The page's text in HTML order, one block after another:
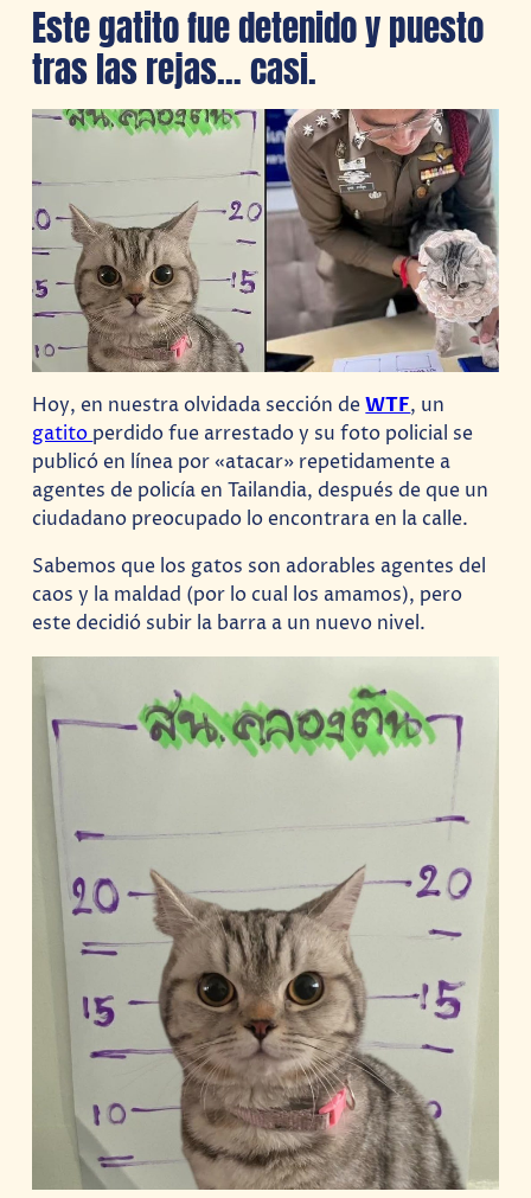
Este gatito fue detenido y puesto
tras las rejas… casi.
Hoy, en nuestra olvidada sección deWTF, un
gatito perdido fue arrestado y su foto policial se
publicó en línea por «atacar» repetidamente a
agentes de policía en Tailandia, después de que un
ciudadano preocupado lo encontrara en la calle.
Sabemos que los gatos son adorables agentes del
caos y la maldad (por lo cual los amamos), pero
este decidió subir la barra a un nuevo nivel.